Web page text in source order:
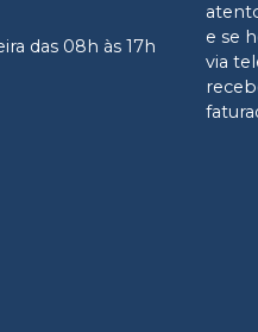
das 08h às 17h
e se
via